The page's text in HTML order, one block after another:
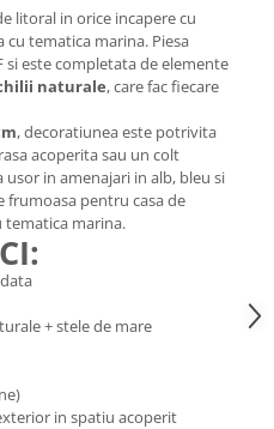
litoral in orice incapere cu
tematica marina. Piesa
si este completata de elemente
naturale, care fac fiecare
, decoratiunea este potrivita
acoperita sau un colt
usor in amenajari in alb, bleu si
frumoasa pentru casa de
tematica marina.
+ stele de mare
in spatiu acoperit